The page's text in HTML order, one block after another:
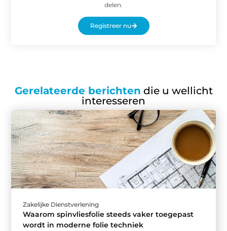
delen.
Registreer nu
Gerelateerde berichten die u wellicht
interesseren
Zakelijke Dienstverlening
Waarom spinvliesfolie steeds vaker toegepast
wordt in moderne folie techniek